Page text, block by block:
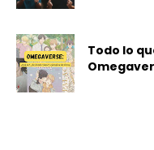
Todo lo